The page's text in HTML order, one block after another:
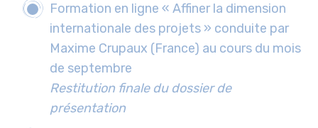
Formation en ligne « Affiner la dimension
internationale des projets » conduite par
Maxime Crupaux (France) au cours du mois
de septembre
Restitution finale du dossier de
présentation